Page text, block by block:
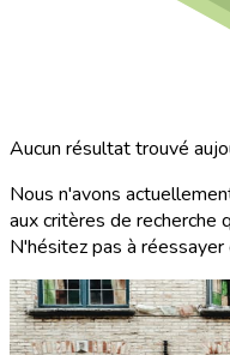
Aucun résultat trouvé
Nous n'avons
aux critères de recherche
N'hésitez pas à réessayer